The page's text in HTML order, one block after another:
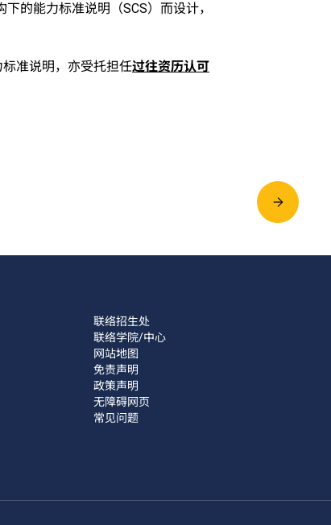
的能力标准说明（SCS）而设计，
准说明，亦受托担任过往资历认可
联络招生处
联络学院/中心
网站地图
免责声明
政策声明
无障碍网页
常见问题